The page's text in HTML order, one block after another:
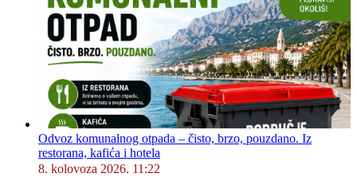
Odvoz komunalnog otpada – čisto, brzo, pouzdano. Iz
restorana, kafića i hotela
8. kolovoza 2026. 11:22